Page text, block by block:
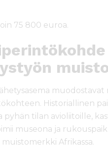
75 800 euroa.
muodostavat
Historiallinen
tilan avioliitoille,
museona ja
Afrikassa.